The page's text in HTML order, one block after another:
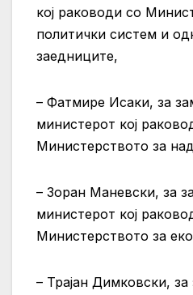
кој раководи со
политички систем и
заедниците,
– Фатмире Исаки, за
министерот кој
Министерството за
– Зоран Маневски, за
министерот кој
Министерството за
– Трајан Димковски,